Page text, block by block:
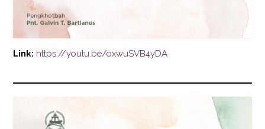
Link: https://youtu.be/oxwuSVB4yDA